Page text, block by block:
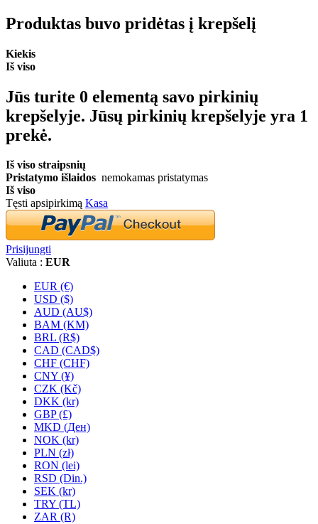
Produktas buvo pridėtas į krepšelį
Kiekis
Iš viso
Jūs turite 0 elementą savo pirkinių
krepšelyje. Jūsų pirkinių krepšelyje yra 1
prekė.
Iš viso straipsnių
Pristatymo išlaidos nemokamas pristatymas
Iš viso
Tęsti apsipirkimą Kasa
Prisijungti
Valiuta : EUR
EUR (€)
USD ($)
AUD (AU$)
BAM (KM)
BRL (R$)
CAD (CAD$)
CHF (CHF)
CNY (¥)
CZK (Kč)
DKK (kr)
GBP (£)
MKD (Ден)
NOK (kr)
PLN (zł)
RON (lei)
RSD (Din.)
SEK (kr)
TRY (TL)
ZAR (R)